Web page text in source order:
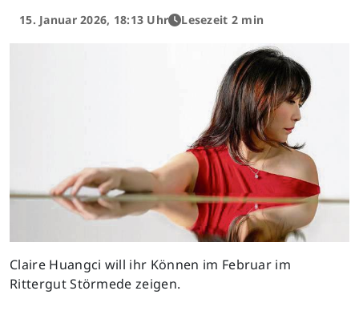
15. Januar 2026, 18:13 Uhr Lesezeit 2 min
Claire Huangci will ihr Können im Februar im
Rittergut Störmede zeigen.